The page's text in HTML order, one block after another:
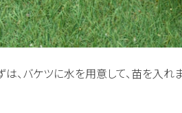
は、バケツに水を用意して、苗を入れ